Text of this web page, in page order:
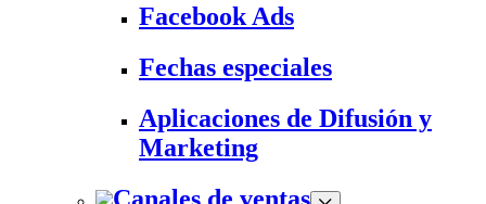
Facebook Ads
Fechas especiales
Aplicaciones de Difusión y
Marketing